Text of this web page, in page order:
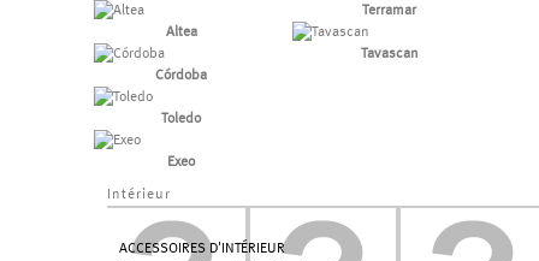
Altea
Córdoba
Toledo
Exeo
Terramar
Tavascan
Intérieur
ACCESSOIRES D'INTÉRIEUR